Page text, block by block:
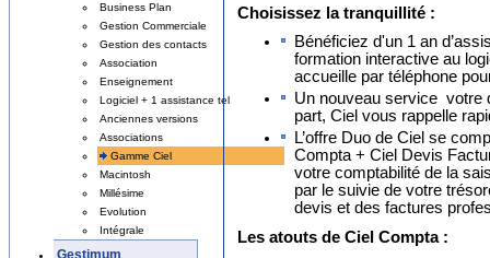
Business Plan
Gestion Commerciale
Gestion des contacts
Association
Enseignement
Logiciel + 1 assistance tel
Anciennes versions
Associations
Gamme Ciel
Macintosh
Millésime
Evolution
Intégrale
Gestimum
Choisissez la tranquillité :
Bénéficiez d'un 1 an
formation interactive au
accueille par téléphone
Un nouveau service votre
part, Ciel vous rappelle
L’offre Duo de Ciel se
Compta + Ciel Devis
votre comptabilité de la
par le suivie de votre
devis et des factures
Les atouts de Ciel Compta :